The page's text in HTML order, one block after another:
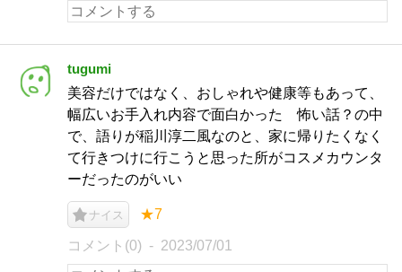
tugumi
美容だけではなく、おしゃれや健康等もあって、
幅広いお手入れ内容で面白かった 怖い話？の中
で、語りが稲川淳二風なのと、家に帰りたくなく
て行きつけに行こうと思った所がコスメカウンタ
ーだったのがいい
ナイス ★7
コメント(0) 2023/07/01